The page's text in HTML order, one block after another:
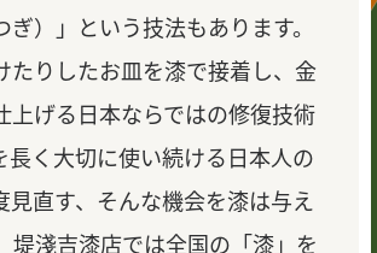
）」という技法もあります。
たりしたお皿を漆で接着し、金
上げる日本ならではの修復技術
長く大切に使い続ける日本人の
見直す、そんな機会を漆は与え
堤淺吉漆店では全国の「漆」を